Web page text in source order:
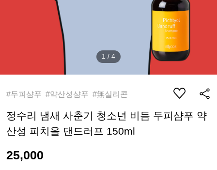
1 / 4
#두피샴푸 #약산성샴푸 #無실리콘
정수리 냄새 사춘기 청소년 비듬 두피샴푸 약
산성 피치올 댄드러프 150ml
25,000